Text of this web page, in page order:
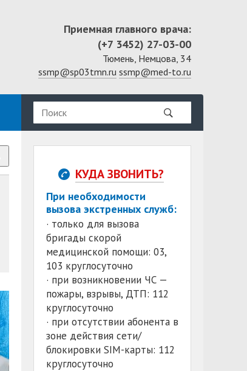
Приемная главного врача:
(+7 3452) 27-03-00
Тюмень, Немцова, 34
ssmp@sp03tmn.ru ssmp@med-to.ru
КУДА ЗВОНИТЬ?
При необходимости
вызова экстренных служб:
· только для вызова
бригады скорой
медицинской помощи: 03,
103 круглосуточно
· при возникновении ЧС —
пожары, взрывы, ДТП: 112
круглосуточно
· при отсутствии абонента в
зоне действия сети/
блокировки SIM-карты: 112
круглосуточно